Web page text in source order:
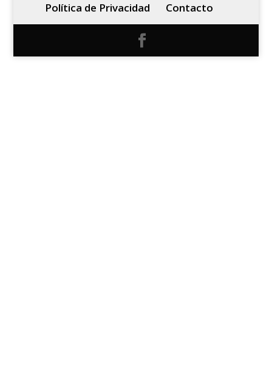
Política de Privacidad Contacto